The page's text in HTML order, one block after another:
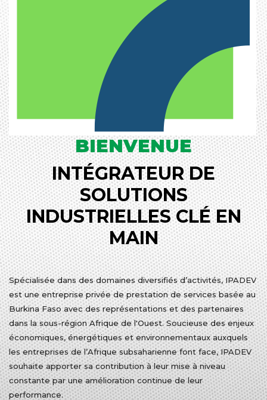
BIENVENUE
INTÉGRATEUR DE
SOLUTIONS
INDUSTRIELLES CLÉ EN
MAIN
Spécialisée dans des domaines diversifiés d’activités, IPADEV
est une entreprise privée de prestation de services basée au
Burkina Faso avec des représentations et des partenaires
dans la sous-région Afrique de l'Ouest. Soucieuse des enjeux
économiques, énergétiques et environnementaux auxquels
les entreprises de l’Afrique subsaharienne font face, IPADEV
souhaite apporter sa contribution à leur mise à niveau
constante par une amélioration continue de leur
performance.